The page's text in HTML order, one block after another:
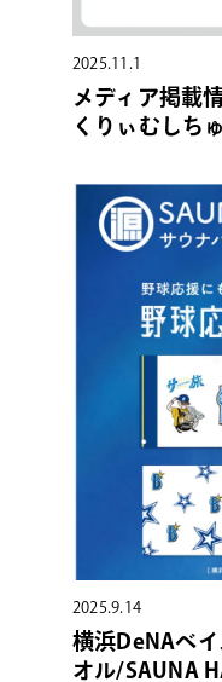
2025.11.1
メディア掲載
くりぃむしち
2025.9.14
横浜DeNAベ
オル/SAUNA